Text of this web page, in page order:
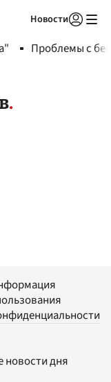
Новости
Проблемы с
новости дня